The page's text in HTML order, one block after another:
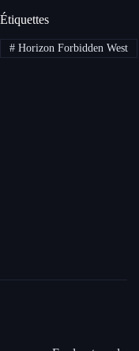
Étiquettes
#Horizon Forbidden West